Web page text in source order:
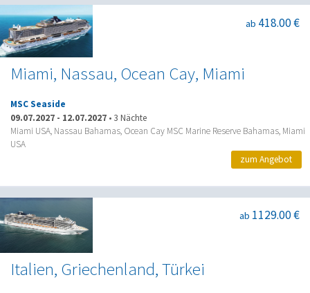
Miami, Nassau, Ocean Cay, Miami
ab 418.00 €
MSC Seaside
09.07.2027 - 12.07.2027 • 3 Nächte
Miami USA, Nassau Bahamas, Ocean Cay MSC Marine Reserve Bahamas, Miami
USA
zum Angebot
Italien, Griechenland, Türkei
ab 1129.00 €